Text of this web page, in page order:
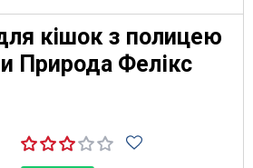
кішок з полицею
Природа Фелікс